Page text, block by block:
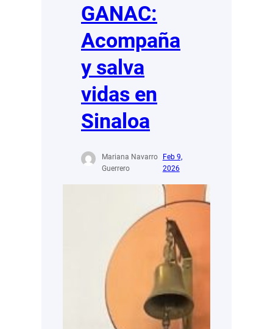
GANAC:
Acompaña
y salva
vidas en
Sinaloa
Mariana Navarro
Guerrero
Feb 9,
2026